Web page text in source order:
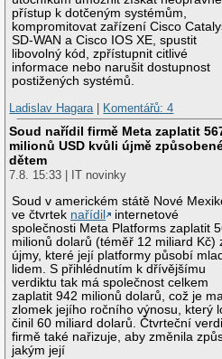
přístup k dotčeným systémům,
kompromitovat zařízení Cisco
SD-WAN a Cisco IOS XE, spustit
libovolný kód, zpřístupnit citlivé
informace nebo narušit dostupnost
postižených systémů.
Ladislav Hagara
Komentářů: 4
Soud nařídil firmě Meta zaplatit
milionů USD kvůli újmě
dětem
7.8. 15:33 | IT novinky
Soud v americkém státě Nové
ve čtvrtek nařídil
internetové
společnosti Meta Platforms zaplatit
milionů dolarů (téměř 12 miliard Kč)
újmy, které její platformy působí
lidem. S přihlédnutím k dřívějšímu
verdiktu tak má společnost celkem
zaplatit 942 milionů dolarů, což je
zlomek jejího ročního výnosu, který
činil 60 miliard dolarů. Čtvrteční
firmě také nařizuje, aby změnila
jakým její